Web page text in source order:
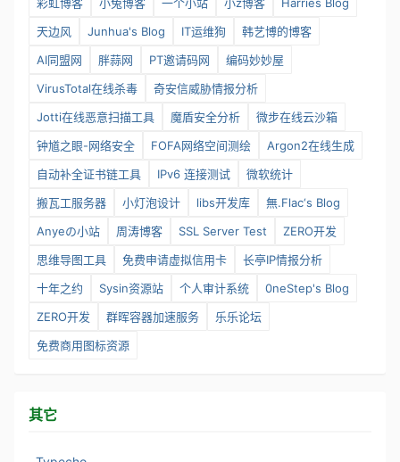
天边风
Junhua's Blog IT运维狗
韩艺博的博客
AI同盟网
胖蒜网 PT邀请码网
编码妙妙屋
VirusTotal在线杀毒
奇安信威胁情报分析
Jotti在线恶意扫描工具
魔盾安全分析
微步在线云沙箱
钟馗之眼-网络安全
FOFA网络空间测绘
Argon2在线生成
自动补全证书链工具
IPv6 连接测试
微软统计
搬瓦工服务器
小灯泡设计 libs开发库
無.Flac‘s Blog
Anyeの小站
周涛博客 SSL Server Test
ZERO开发
思维导图工具
免费申请虚拟信用卡
长亭IP情报分析
十年之约
Sysin资源站 个人审计系统
0neStep's Blog
ZERO开发
群晖容器加速服务
乐乐论坛
免费商用图标资源
其它